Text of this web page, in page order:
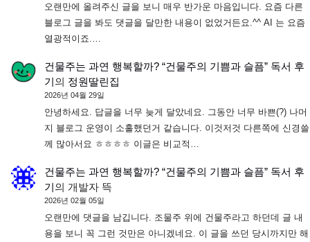
오랜만에 올려주신 글을 보니 매우 반가운 마음입니다. 요즘 다른
블로그 글을 봐도 댓글을 달만한 내용이 없었거든요.^^ AI 는 요즘
열광적이죠.…
건물주는 과연 행복할까? “건물주의 기쁨과 슬픔” 독서 후
기의 정원딸린집
2026년 04월 29일
안녕하세요. 답글을 너무 늦게 달았네요. 그동안 너무 바쁜(?) 나머
지 블로그 운영이 소홀했던거 같습니다. 이것저것 다른쪽에 신경쓸
께 많아서요 ㅎㅎㅎㅎ 이글은 비교적…
건물주는 과연 행복할까? “건물주의 기쁨과 슬픔” 독서 후
기의 개발자 뜩
2026년 02월 05일
오랜만에 댓글을 남깁니다. 조물주 위에 건물주라고 하던데 글 내
용을 보니 꼭 그런 것만은 아니겠네요. 이 글을 쓰던 당시까지만 해